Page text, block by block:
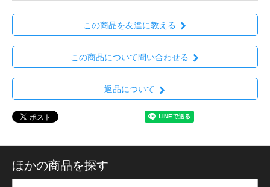
この商品を友達に教える
この商品について問い合わせる
返品について
ほかの商品を探す